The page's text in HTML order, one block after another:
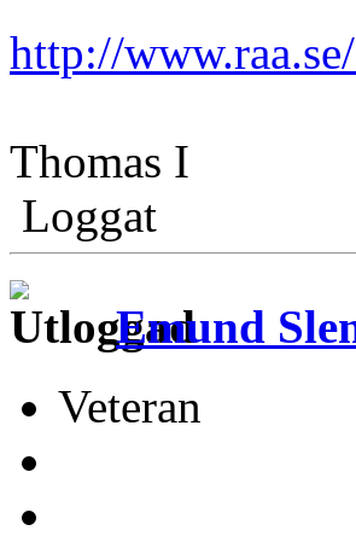
http://
Thomas I
Loggat
Emund
Veteran